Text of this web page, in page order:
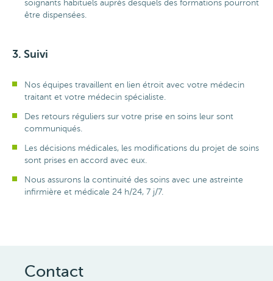
soignants habituels auprès desquels des formations pourront
être dispensées.
3. Suivi
Nos équipes travaillent en lien étroit avec votre médecin
traitant et votre médecin spécialiste.
Des retours réguliers sur votre prise en soins leur sont
communiqués.
Les décisions médicales, les modifications du projet de soins
sont prises en accord avec eux.
Nous assurons la continuité des soins avec une astreinte
infirmière et médicale 24 h/24, 7 j/7.
Contact